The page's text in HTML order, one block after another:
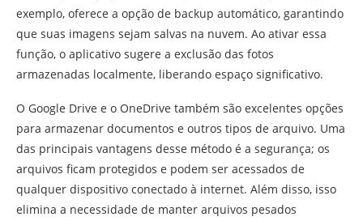
exemplo, oferece a opção de backup automático, garantindo
que suas imagens sejam salvas na nuvem. Ao ativar essa
função, o aplicativo sugere a exclusão das fotos
armazenadas localmente, liberando espaço significativo.
O Google Drive e o OneDrive também são excelentes opções
para armazenar documentos e outros tipos de arquivo. Uma
das principais vantagens desse método é a segurança; os
arquivos ficam protegidos e podem ser acessados de
qualquer dispositivo conectado à internet. Além disso, isso
elimina a necessidade de manter arquivos pesados